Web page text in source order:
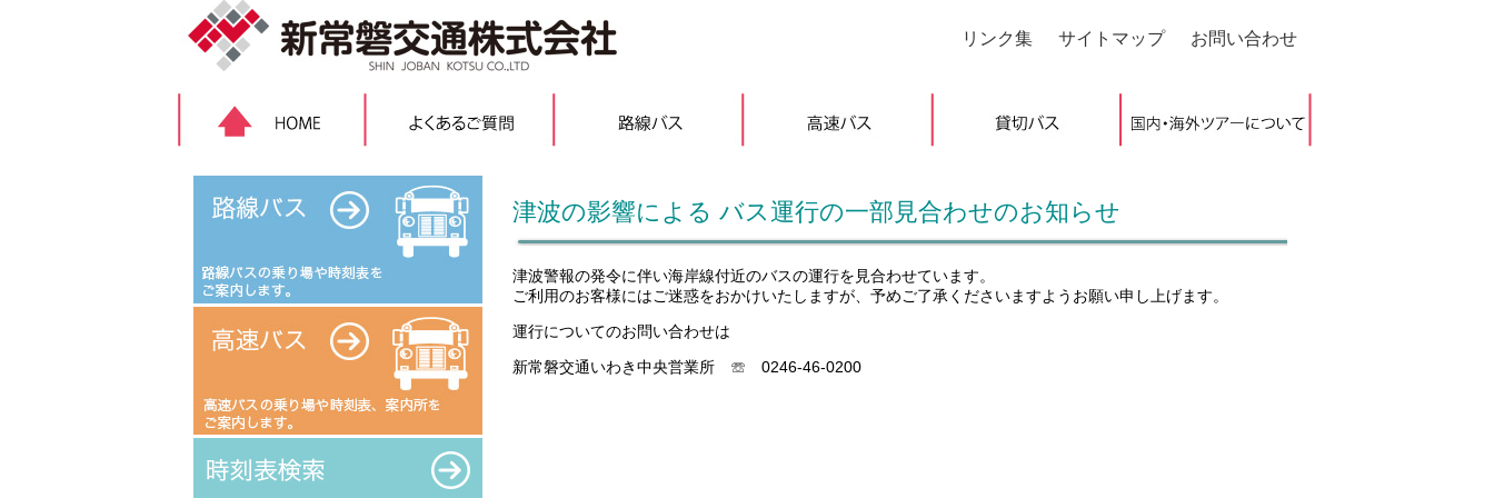
リンク集 サイトマップ お問い合わせ
津波の影響による バス運行の一部見合わせのお知らせ
津波警報の発令に伴い海岸線付近のバスの運行を見合わせています。
ご利用のお客様にはご迷惑をおかけいたしますが、予めご了承くださいますようお願い申し上げます。
運行についてのお問い合わせは
新常磐交通いわき中央営業所 ☏ 0246-46-0200